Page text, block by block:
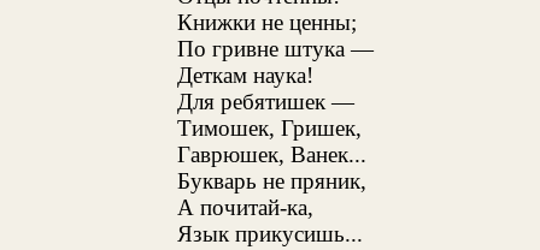
Книжки не ценны;
По гривне штука —
Деткам наука!
Для ребятишек —
Тимошек, Гришек,
Гаврюшек, Ванек...
Букварь не пряник,
А почитай-ка,
Язык прикусишь...